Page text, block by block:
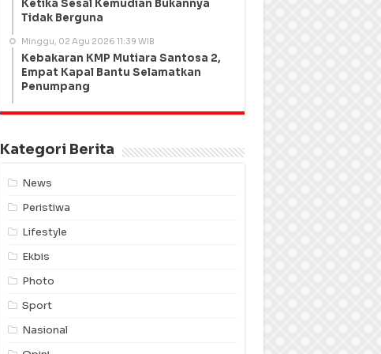
Ketika Sesal Kemudian Bukannya
Tidak Berguna
Minggu, 02 Agu 2026 11:39 WIB
Kebakaran KMP Mutiara Santosa 2,
Empat Kapal Bantu Selamatkan
Penumpang
Kategori Berita
News
Peristiwa
Lifestyle
Ekbis
Photo
Sport
Nasional